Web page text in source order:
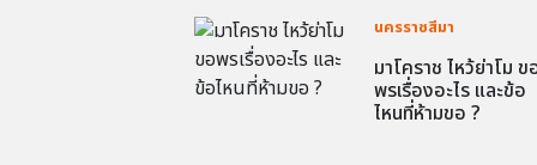
นครราชสีมา
มาโคราช ไหว้ย่าโม ข
พรเรื่องอะไร และข้อ
ไหนที่ห้ามขอ ?